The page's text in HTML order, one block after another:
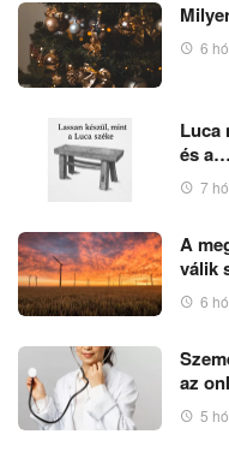
6
Luca
és a…
7
A
válik
6
az
5